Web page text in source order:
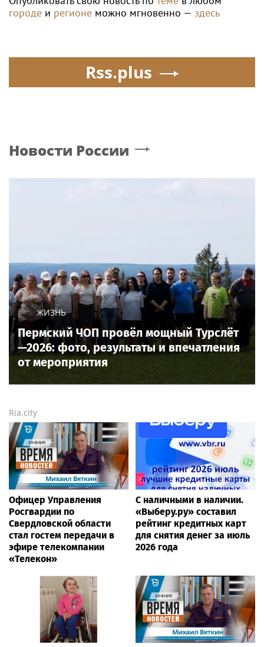
городе и регионе можно мгновенно — здесь
Rss.plus
Новости России
ЖИЗНЬ
Пермский ЧОП провёл мощный Турслёт
—2026: фото, результаты и впечатления
от мероприятия
Ria.city
Офицер Управления
Росгвардии по
Свердловской области
стал гостем передачи в
эфире телекомпании
«Телекон»
С наличными в наличии.
«Выберу.ру» составил
рейтинг кредитных карт
для снятия денег за июль
2026 года